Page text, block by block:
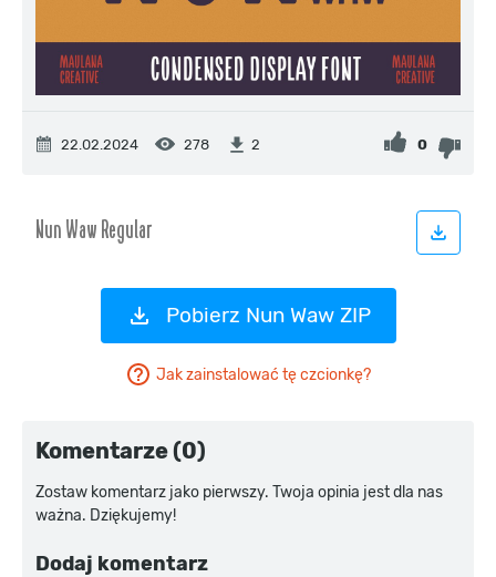
22.02.2024 278 2 0
Pobierz Nun Waw ZIP
Jak zainstalować tę czcionkę?
Komentarze (0)
Zostaw komentarz jako pierwszy. Twoja opinia jest dla nas
ważna. Dziękujemy!
Dodaj komentarz